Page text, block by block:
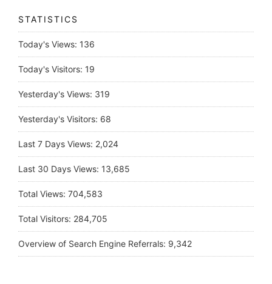
STATISTICS
Today's Views: 136
Today's Visitors: 19
Yesterday's Views: 319
Yesterday's Visitors: 68
Last 7 Days Views: 2,024
Last 30 Days Views: 13,685
Total Views: 704,583
Total Visitors: 284,705
Overview of Search Engine Referrals: 9,342